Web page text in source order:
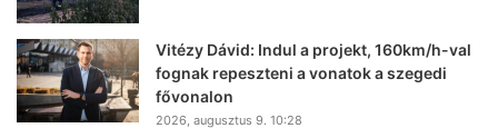
Vitézy Dávid: Indul a projekt, 160km/h-val
fognak repeszteni a vonatok a szegedi
fővonalon
2026, augusztus 9. 10:28